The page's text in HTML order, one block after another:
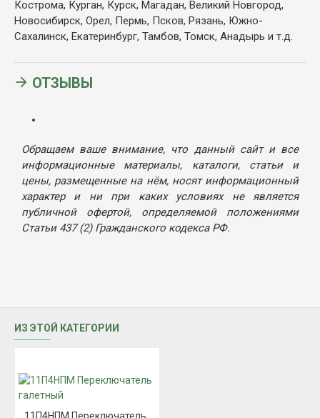
Кострома, Курган, Курск, Магадан, Великий Новгород,
Новосибирск, Орел, Пермь, Псков, Рязань, Южно-
Сахалинск, Екатеринбург, Тамбов, Томск, Анадырь и т.д.
ОТЗЫВЫ
Обращаем ваше внимание, что данный сайт и все
информационные материалы, каталоги, статьи и
цены, размещенные на нём, носят информационный
характер и ни при каких условиях не является
публичной офертой, определяемой положениями
Статьи 437 (2) Гражданского кодекса РФ.
ИЗ ЭТОЙ КАТЕГОРИИ